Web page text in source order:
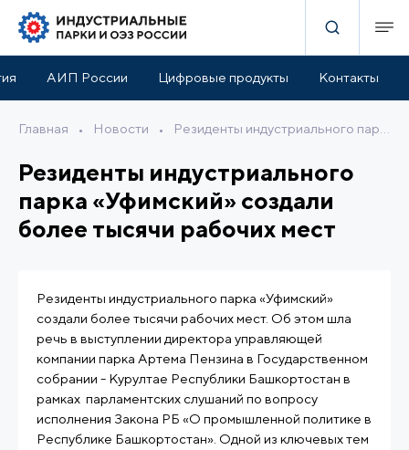
АИП России Цифровые продукты Контакты
Главная • Новости •
Резиденты индустриального
парка «Уфимский» создали
более тысячи рабочих мест
Резиденты индустриального парка «Уфимский»
создали более тысячи рабочих мест. Об этом шла
речь в выступлении директора управляющей
компании парка Артема Пензина в Государственном
собрании - Курултае Республики Башкортостан в
рамках парламентских слушаний по вопросу
исполнения Закона РБ «О промышленной политике в
Республике Башкортостан». Одной из ключевых тем